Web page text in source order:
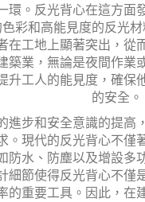
環。反光背心在這方面
彩和高能見度的反光
在工地上顯著突出，從
築業，無論是夜間作業
升工人的能見度，確保
的安全。
進步和安全意識的提高
。現代的反光背心不僅
防水、防塵以及增設多
細節使得反光背心不僅
的重要工具。因此，在